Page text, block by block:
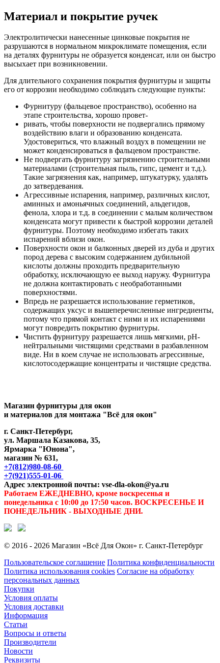
Материал и покрытие ручек
Электролитически нанесенные цинковые покрытия не
разрушаются в нормальном микроклимате помещения, если
на деталях фурнитуры не образуется конденсат, или он быстро
высыхает при возникновении.
Для длительного сохранения покрытия фурнитуры и защиты
его от коррозии необходимо соблюдать следующие пункты:
Фурнитуру (фальцевое пространство), особенно на
этапе строительства, хорошо провет-
ривать, чтобы поверхности не подвергались прямому
воздействию влаги и образованию конденсата.
Удостовериться, что влажный воздух в помещении не
может конденсироваться в фальцевом пространстве.
Не подвергать фурнитуру загрязнению строительными
материалами (строительная пыль, гипс, цемент и т.д.).
Такие загрязнения как, например, штукатурку, удалять
до затвердевания.
Агрессивные испарения, например, различных кислот,
аминных и амоньячных соединений, альдегидов,
фенола, хлора и т.д. в соединении с малым количеством
конденсата могут привести к быстрой коррозии деталей
фурнитуры. Поэтому необходимо избегать таких
испарений вблизи окон.
Поверхности окон и балконных дверей из дуба и других
пород дерева с высоким содержанием дубильной
кислоты должны проходить предварительную
обработку, исключающую ее выход наружу. Фурнитура
не должна контактировать с необработанными
поверхностями.
Впредь не разрешается использование герметиков,
содержащих уксус и вышеперечисленные ингредиенты,
потому что прямой контакт с ними и их испарениями
могут повредить покрытию фурнитуры.
Чистить фурнитуру разрешается лишь мягкими, pH-
нейтральными чистящими средствами в разбавленном
виде. Ни в коем случае не использовать агрессивные,
кислотосодержащие концентраты и чистящие средства.
Магазин фурнитуры для окон
и материалов для монтажа "Всё для окон"
г. Санкт-Петербург,
ул. Маршала Казакова, 35,
Ярмарка "Юнона",
магазин № 631,
+7(812)980-08-60
+7(921)555-01-06
Адрес электронной почты: vse-dla-okon@ya.ru
Работаем ЕЖЕДНЕВНО, кроме воскресенья и
понедельника с 10:00 до 17:50 часов. ВОСКРЕСЕНЬЕ И
ПОНЕДЕЛЬНИК - ВЫХОДНЫЕ ДНИ.
© 2016 - 2026 Магазин «Всё Для Окон» г. Санкт-Петербург
Пользовательское соглашение Политика конфиденциальности
Политика использования cookies Согласие на обработку
персональных данных
Покупки
Условия оплаты
Условия доставки
Информация
Статьи
Вопросы и ответы
Производители
Новости
Реквизиты